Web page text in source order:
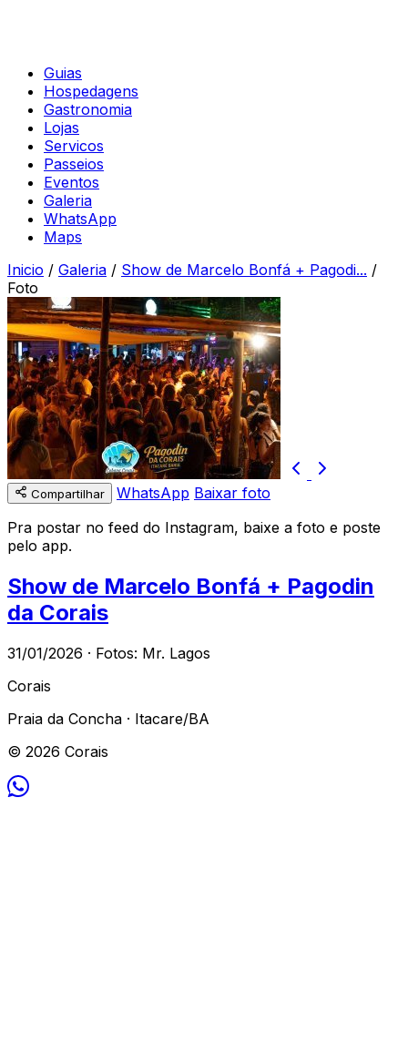
Guias
Hospedagens
Gastronomia
Lojas
Servicos
Passeios
Eventos
Galeria
WhatsApp
Maps
Inicio / Galeria / Show de Marcelo Bonfá + Pagodi... /
Foto
Compartilhar WhatsApp Baixar foto
Pra postar no feed do Instagram, baixe a foto e poste
pelo app.
Show de Marcelo Bonfá + Pagodin
da Corais
31/01/2026 · Fotos: Mr. Lagos
Corais
Praia da Concha · Itacare/BA
© 2026 Corais